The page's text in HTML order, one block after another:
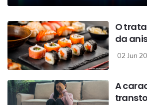
O
da
02 Jun
A